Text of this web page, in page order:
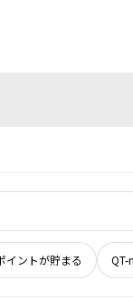
イントが貯まる QT-